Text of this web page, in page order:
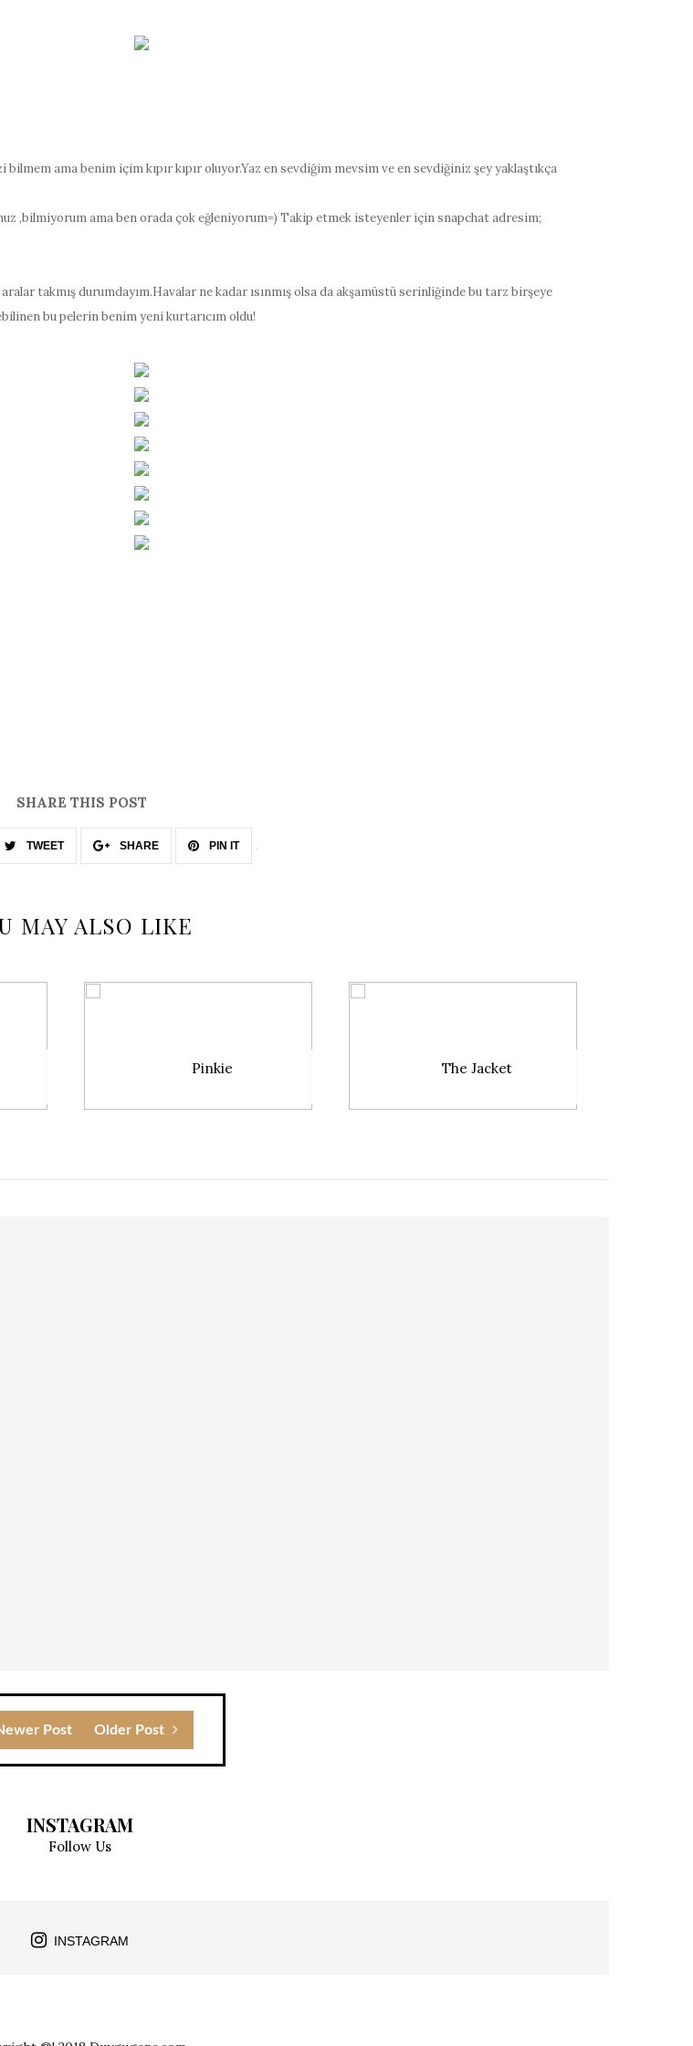
bilmem ama benim içim kıpır kıpır oluyor.Yaz en sevdiğim mevsim ve en sevdiğiniz şey yaklaştıkça
,bilmiyorum ama ben orada çok eğleniyorum=) Takip etmek isteyenler için snapchat adresim;
takmış durumdayım.Havalar ne kadar ısınmış olsa da akşamüstü serinliğinde bu tarz birşeye
bu pelerin benim yeni kurtarıcım oldu!
SHARE THIS POST
TWEET SHARE PIN IT
MAY ALSO LIKE
Pinkie The Jacket
Post Older Post
INSTAGRAM
Follow Us
INSTAGRAM